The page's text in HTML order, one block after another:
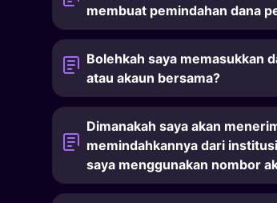
membuat pemindahan dana
Bolehkah saya memasukkan
atau akaun bersama?
Dimanakah saya akan
memindahkannya dari
saya menggunakan nombor